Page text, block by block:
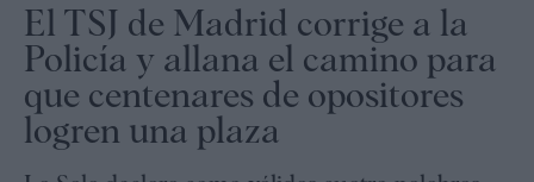
El TSJ de Madrid corrige a la
Policía y allana el camino para
que centenares de opositores
logren una plaza